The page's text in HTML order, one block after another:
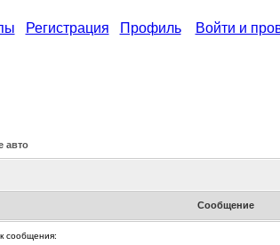
Регистрация Профиль Войти и
авто
Сообщение
сообщения: